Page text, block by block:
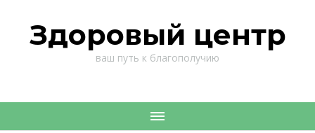
Здоровый центр
ваш путь к благополучию